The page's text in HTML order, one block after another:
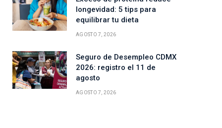
longevidad: 5 tips para
equilibrar tu dieta
AGOSTO 7, 2026
Seguro de Desempleo CDMX
2026: registro el 11 de
agosto
AGOSTO 7, 2026